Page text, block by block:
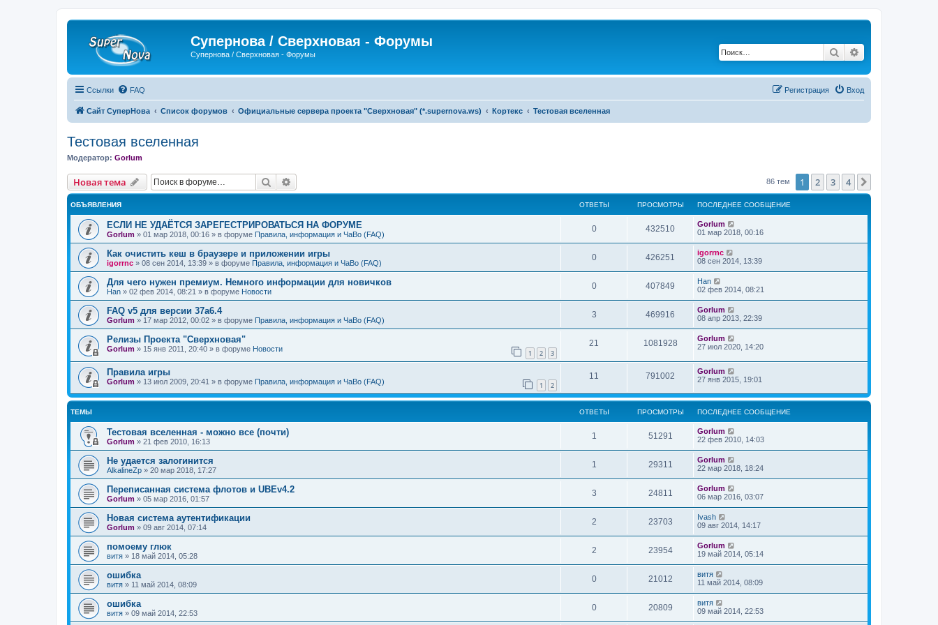
Супернова / Сверхновая - Форумы
Супернова / Сверхновая - Форумы Поиск
Ссылки FAQ Вход
Регистрация
Сайт СуперНова Список форумов Официальные сервера проекта "Сверхновая" (*.supernova.ws) Кортекс Тестовая вселенная
Тестовая вселенная
Модератор: Gorlum
Новая тема Поиск 86 тем 1 2 3 4
ОБЪЯВЛЕНИЯ ОТВЕТЫ ПРОСМОТРЫ ПОСЛЕДНЕЕ СООБЩЕНИЕ
ЕСЛИ НЕ УДАЁТСЯ ЗАРЕГЕСТРИРОВАТЬСЯ НА ФОРУМЕ
Gorlum » 01 мар 2018, 00:16 » в форуме Правила, информация и ЧаВо (FAQ)
0 432510
Gorlum
01 мар 2018, 00:16
Как очистить кеш в браузере и приложении игры
igorrnc » 08 сен 2014, 13:39 » в форуме Правила, информация и ЧаВо (FAQ)
0 426251
igorrnc
08 сен 2014, 13:39
Для чего нужен премиум. Немного информации для новичков
Han » 02 фев 2014, 08:21 » в форуме Новости
0 407849
Han
02 фев 2014, 08:21
FAQ v5 для версии 37a6.4
Gorlum » 17 мар 2012, 00:02 » в форуме Правила, информация и ЧаВо (FAQ)
3 469916
Gorlum
08 апр 2013, 22:39
Релизы Проекта "Сверхновая"
Gorlum » 15 янв 2011, 20:40 » в форуме Новости 1 2 3
21 1081928
Gorlum
27 июл 2020, 14:20
Правила игры
Gorlum » 13 июл 2009, 20:41 » в форуме Правила, информация и ЧаВо (FAQ) 1 2
11 791002
Gorlum
27 янв 2015, 19:01
ТЕМЫ ОТВЕТЫ ПРОСМОТРЫ ПОСЛЕДНЕЕ СООБЩЕНИЕ
Тестовая вселенная - можно все (почти)
Gorlum » 21 фев 2010, 16:13
1 51291
Gorlum
22 фев 2010, 14:03
Не удается залогинится
AlkalineZp » 20 мар 2018, 17:27
1 29311
Gorlum
22 мар 2018, 18:24
Переписанная система флотов и UBEv4.2
Gorlum » 05 мар 2016, 01:57
3 24811
Gorlum
06 мар 2016, 03:07
Новая система аутентификации
Gorlum » 09 авг 2014, 07:14
2 23703
Ivash
09 авг 2014, 14:17
помоему глюк
витя » 18 май 2014, 05:28
2 23954
Gorlum
19 май 2014, 05:14
ошибка
витя » 11 май 2014, 08:09
0 21012
витя
11 май 2014, 08:09
ошибка
витя » 09 май 2014, 22:53
0 20809
витя
09 май 2014, 22:53